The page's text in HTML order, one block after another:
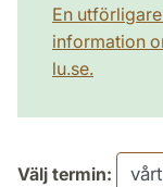
En
information
lu.se.
Välj termin: